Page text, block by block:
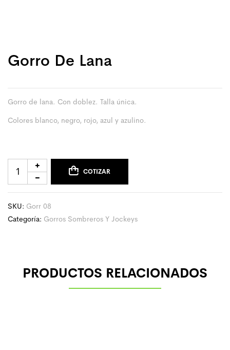
Gorro De Lana
Gorro de lana. Con doblez. Talla única.
Colores blanco, negro, rojo, azul y azulino.
COTIZAR
SKU: Gorr 08
Categoría: Gorros Sombreros Y Jockeys
PRODUCTOS RELACIONADOS